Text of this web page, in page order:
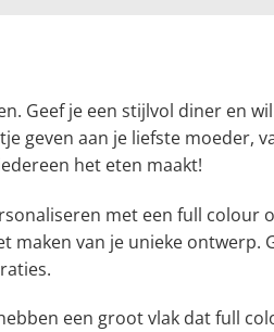
Geef je een stijlvol diner en
geven aan je liefste moeder,
het eten maakt!
met een full colour
maken van je unieke ontwerp.
een groot vlak dat full